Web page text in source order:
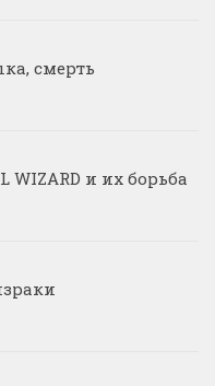
смерть
WIZARD и их борьба